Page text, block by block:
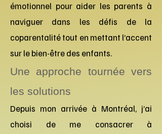
émotionnel pour aider les parents à
naviguer dans les défis de la
coparentalité tout en mettant l’accent
sur le bien-être des enfants.
Une approche tournée vers
les solutions
Depuis mon arrivée à Montréal, j’ai
choisi de me consacrer à